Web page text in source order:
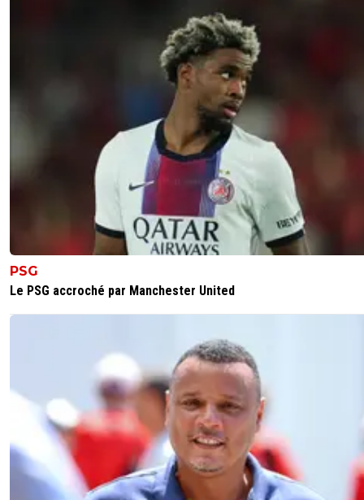
PSG
Le PSG accroché par Manchester United